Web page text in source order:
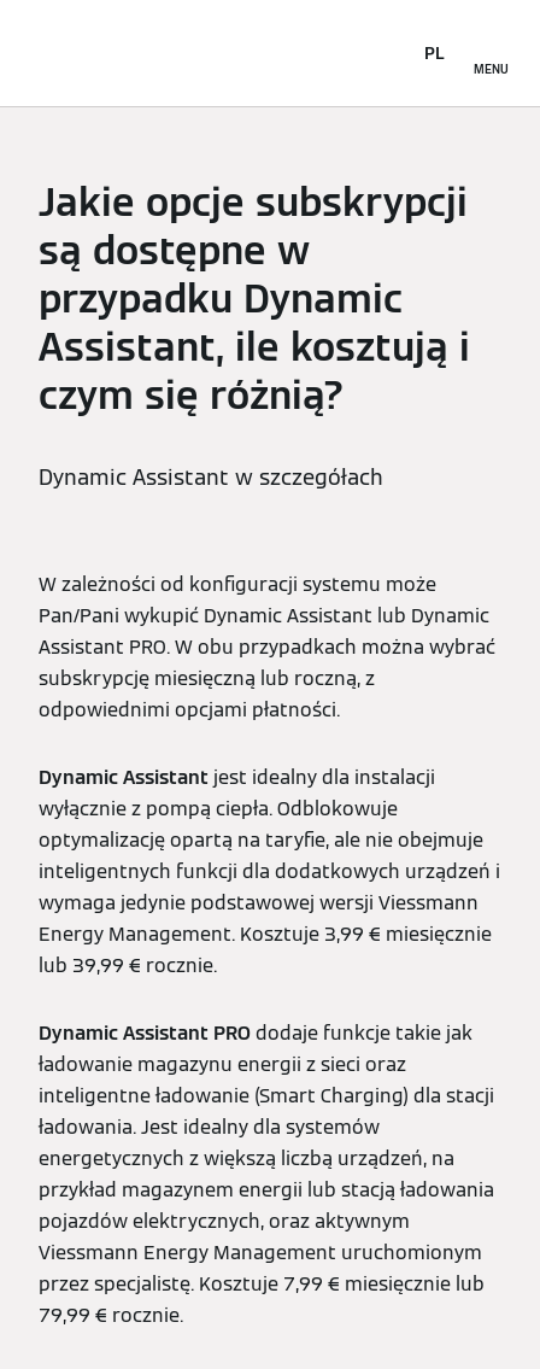
MENU
PL
Jakie opcje subskrypcji
są dostępne w
przypadku Dynamic
Assistant, ile kosztują i
czym się różnią?
Dynamic Assistant w szczegółach
W zależności od konfiguracji systemu może
Pan/Pani wykupić Dynamic Assistant lub Dynamic
Assistant PRO. W obu przypadkach można wybrać
subskrypcję miesięczną lub roczną, z
odpowiednimi opcjami płatności.
Dynamic Assistant jest idealny dla instalacji
wyłącznie z pompą ciepła. Odblokowuje
optymalizację opartą na taryfie, ale nie obejmuje
inteligentnych funkcji dla dodatkowych urządzeń i
wymaga jedynie podstawowej wersji Viessmann
Energy Management. Kosztuje 3,99 € miesięcznie
lub 39,99 € rocznie.
Dynamic Assistant PROdodaje funkcje takie jak
ładowanie magazynu energii z sieci oraz
inteligentne ładowanie (Smart Charging) dla stacji
ładowania. Jest idealny dla systemów
energetycznych z większą liczbą urządzeń, na
przykład magazynem energii lub stacją ładowania
pojazdów elektrycznych, oraz aktywnym
Viessmann Energy Management uruchomionym
przez specjalistę. Kosztuje 7,99 € miesięcznie lub
79,99 € rocznie.